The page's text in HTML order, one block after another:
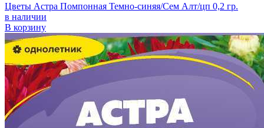
Цветы Астра Помпонная Темно-синяя/Сем Алт/цп 0,2 гр.
в наличии
В корзину